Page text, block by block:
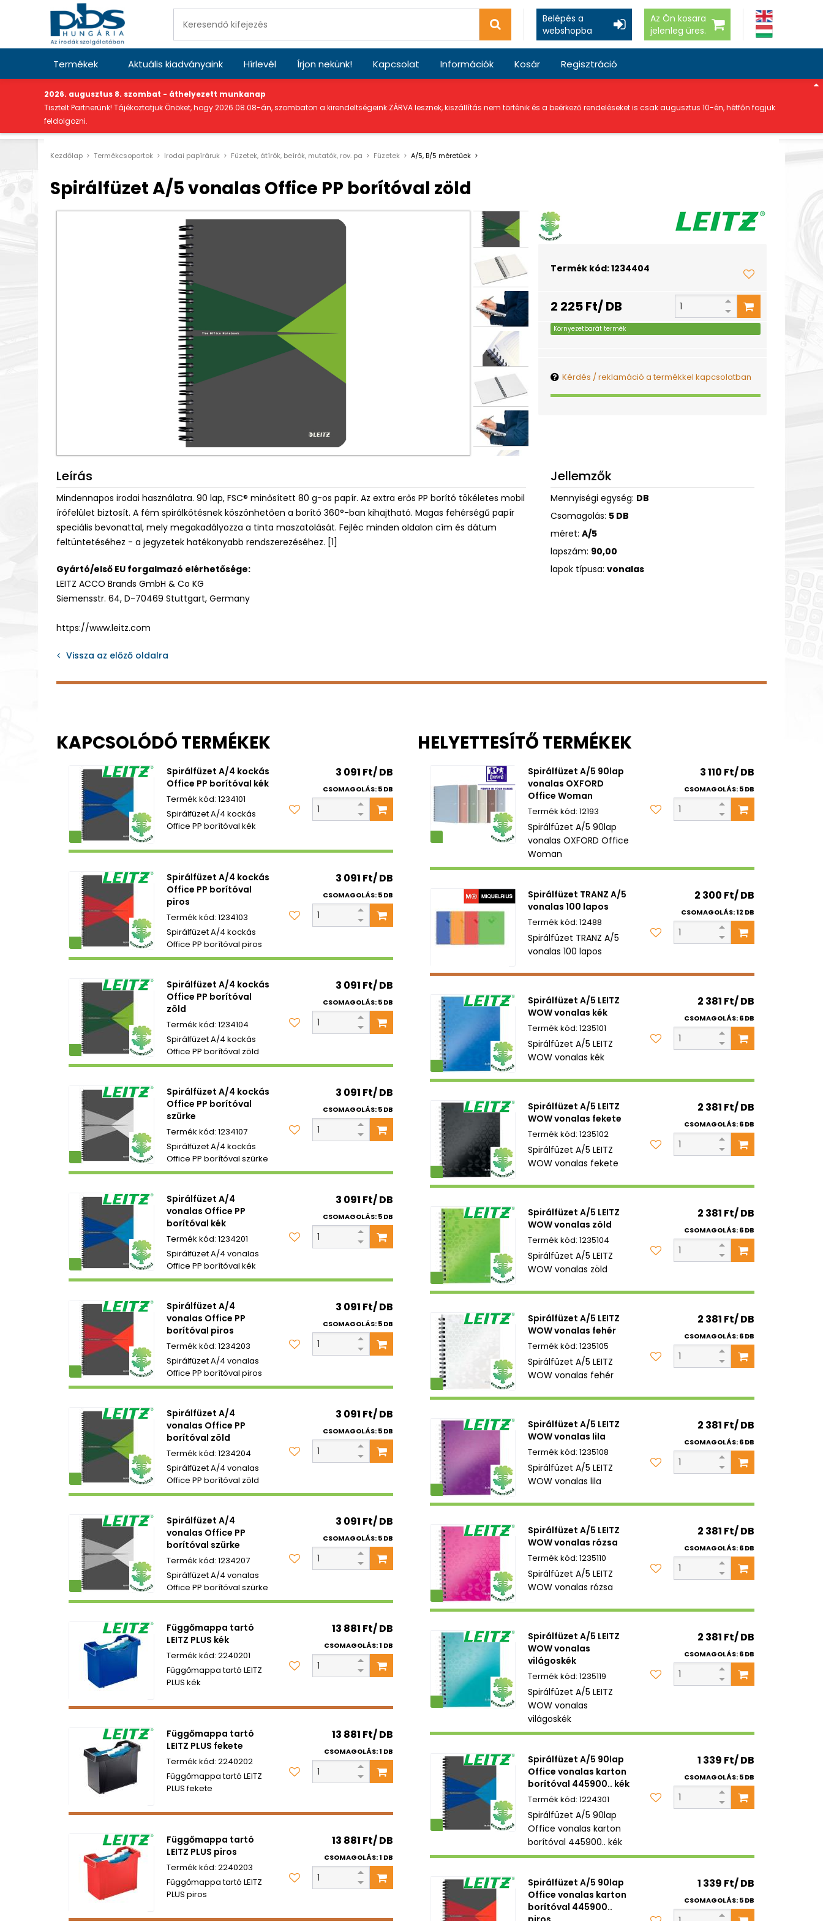
Belépés a
webshopba
Az Ön kosara
jelenleg üres.
Termékek Aktuális kiadványaink Hírlevél Írjon nekünk! Kapcsolat Információk Kosár Regisztráció
2026. augusztus 8. szombat - áthelyezett munkanap
Tisztelt Partnerünk! Tájékoztatjuk Önöket, hogy 2026.08.08-án, szombaton a kirendeltségeink ZÁRVA lesznek, kiszállítás nem történik és a beérkező rendeléseket is csak augusztus 10-én, hétfőn fogjuk
feldolgozni.
Kezdőlap Termékcsoportok Irodai papíráruk Füzetek, átírók, beírók, mutatók, rov. pa Füzetek A/5, B/5 méretűek
Spirálfüzet A/5 vonalas Office PP borítóval zöld
Termék kód: 1234404
2 225 Ft/ DB
Környezetbarát termék
Kérdés / reklamáció a termékkel kapcsolatban
Leírás
Mindennapos irodai használatra. 90 lap, FSC® minősített 80 g-os papír. Az extra erős PP borító tökéletes mobil
írófelület biztosít. A fém spirálkötésnek köszönhetően a borító 360°-ban kihajtható. Magas fehérségű papír
speciális bevonattal, mely megakadályozza a tinta maszatolását. Fejléc minden oldalon cím és dátum
feltüntetéséhez - a jegyzetek hatékonyabb rendszerezéséhez. [1]
Gyártó/első EU forgalmazó elérhetősége:
LEITZ ACCO Brands GmbH & Co KG
Siemensstr. 64, D-70469 Stuttgart, Germany
https://www.leitz.com
Jellemzők
Mennyiségi egység: DB
Csomagolás: 5 DB
méret: A/5
lapszám: 90,00
lapok típusa: vonalas
Vissza az előző oldalra
KAPCSOLÓDÓ TERMÉKEK
Spirálfüzet A/4 kockás
Office PP borítóval kék
1234101
Spirálfüzet A/4 kockás
Office PP borítóval kék
3 091 Ft/ DB
CSOMAGOLÁS: 5 DB
Spirálfüzet A/4 kockás
Office PP borítóval
piros
1234103
Spirálfüzet A/4 kockás
Office PP borítóval piros
3 091 Ft/ DB
CSOMAGOLÁS: 5 DB
Spirálfüzet A/4 kockás
Office PP borítóval
zöld
1234104
Spirálfüzet A/4 kockás
Office PP borítóval zöld
3 091 Ft/ DB
CSOMAGOLÁS: 5 DB
Spirálfüzet A/4 kockás
Office PP borítóval
szürke
1234107
Spirálfüzet A/4 kockás
Office PP borítóval szürke
3 091 Ft/ DB
CSOMAGOLÁS: 5 DB
Spirálfüzet A/4
vonalas Office PP
borítóval kék
1234201
Spirálfüzet A/4 vonalas
Office PP borítóval kék
3 091 Ft/ DB
CSOMAGOLÁS: 5 DB
Spirálfüzet A/4
vonalas Office PP
borítóval piros
1234203
Spirálfüzet A/4 vonalas
Office PP borítóval piros
3 091 Ft/ DB
CSOMAGOLÁS: 5 DB
Spirálfüzet A/4
vonalas Office PP
borítóval zöld
1234204
Spirálfüzet A/4 vonalas
Office PP borítóval zöld
3 091 Ft/ DB
CSOMAGOLÁS: 5 DB
Spirálfüzet A/4
vonalas Office PP
borítóval szürke
1234207
Spirálfüzet A/4 vonalas
Office PP borítóval szürke
3 091 Ft/ DB
CSOMAGOLÁS: 5 DB
Függőmappa tartó
LEITZ PLUS kék
2240201
Függőmappa tartó LEITZ
PLUS kék
13 881 Ft/ DB
CSOMAGOLÁS: 1 DB
Függőmappa tartó
LEITZ PLUS fekete
2240202
Függőmappa tartó LEITZ
PLUS fekete
13 881 Ft/ DB
CSOMAGOLÁS: 1 DB
Függőmappa tartó
LEITZ PLUS piros
2240203
Függőmappa tartó LEITZ
PLUS piros
13 881 Ft/ DB
CSOMAGOLÁS: 1 DB
HELYETTESÍTŐ TERMÉKEK
Spirálfüzet A/5 90lap
vonalas OXFORD
Office Woman
12193
Spirálfüzet A/5 90lap
vonalas OXFORD Office
Woman
3 110 Ft/ DB
CSOMAGOLÁS: 5 DB
Spirálfüzet TRANZ A/5
vonalas 100 lapos
12488
Spirálfüzet TRANZ A/5
vonalas 100 lapos
2 300 Ft/ DB
CSOMAGOLÁS: 12 DB
Környezetbarát
Spirálfüzet A/5 LEITZ
WOW vonalas kék
1235101
Spirálfüzet A/5 LEITZ
WOW vonalas kék
2 381 Ft/ DB
CSOMAGOLÁS: 6 DB
Környezetbarát
Spirálfüzet A/5 LEITZ
WOW vonalas fekete
1235102
Spirálfüzet A/5 LEITZ
WOW vonalas fekete
2 381 Ft/ DB
CSOMAGOLÁS: 6 DB
Környezetbarát
Spirálfüzet A/5 LEITZ
WOW vonalas zöld
1235104
Spirálfüzet A/5 LEITZ
WOW vonalas zöld
2 381 Ft/ DB
CSOMAGOLÁS: 6 DB
Környezetbarát
Spirálfüzet A/5 LEITZ
WOW vonalas fehér
1235105
Spirálfüzet A/5 LEITZ
WOW vonalas fehér
2 381 Ft/ DB
CSOMAGOLÁS: 6 DB
Spirálfüzet A/5 LEITZ
WOW vonalas lila
1235108
Spirálfüzet A/5 LEITZ
WOW vonalas lila
2 381 Ft/ DB
CSOMAGOLÁS: 6 DB
Spirálfüzet A/5 LEITZ
WOW vonalas rózsa
1235110
Spirálfüzet A/5 LEITZ
WOW vonalas rózsa
2 381 Ft/ DB
CSOMAGOLÁS: 6 DB
Spirálfüzet A/5 LEITZ
WOW vonalas
világoskék
1235119
Spirálfüzet A/5 LEITZ
WOW vonalas
világoskék
2 381 Ft/ DB
CSOMAGOLÁS: 6 DB
Spirálfüzet A/5 90lap
Office vonalas karton
borítóval 445900.. kék
1224301
Spirálfüzet A/5 90lap
Office vonalas karton
borítóval 445900.. kék
1 339 Ft/ DB
CSOMAGOLÁS: 5 DB
Spirálfüzet A/5 90lap
Office vonalas karton
borítóval 445900..
1 339 Ft/ DB
CSOMAGOLÁS: 5 DB